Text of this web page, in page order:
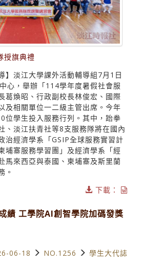
授旗典禮
】淡江大學課外活動輔導組7月1日
心，舉辦「114學年度暑假社會服
葛煥昭、行政副校長林俊宏、國際
及相關單位一二級主管出席。今年
位學生投入服務行列。其中，跆拳
、淡江扶青社等8支服務隊將在國內
治經濟學系「GSIP全球服務實習計
埔寨服務學習團」及經濟學系「經
馬來西亞與泰國、柬埔寨及斯里蘭
。
下載：
績 工學院AI創智學院加碼發獎
06-18 NO.1256 學生大代誌